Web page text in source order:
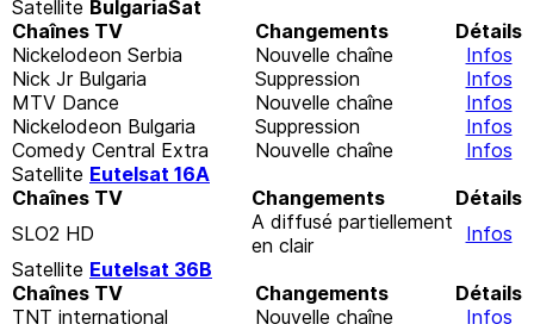
Satellite BulgariaSat
Chaînes TV
Changements
Détails
Nickelodeon Serbia
Nouvelle chaîne
Infos
Nick Jr Bulgaria
Suppression
Infos
MTV Dance
Nouvelle chaîne
Infos
Nickelodeon Bulgaria
Suppression
Infos
Comedy Central Extra
Nouvelle chaîne
Infos
Satellite Eutelsat 16A
Chaînes TV
Changements
Détails
SLO2 HD
A diffusé partiellement
en clair
Infos
Satellite Eutelsat 36B
Chaînes TV
Changements
Détails
TNT international
Nouvelle chaîne
Infos